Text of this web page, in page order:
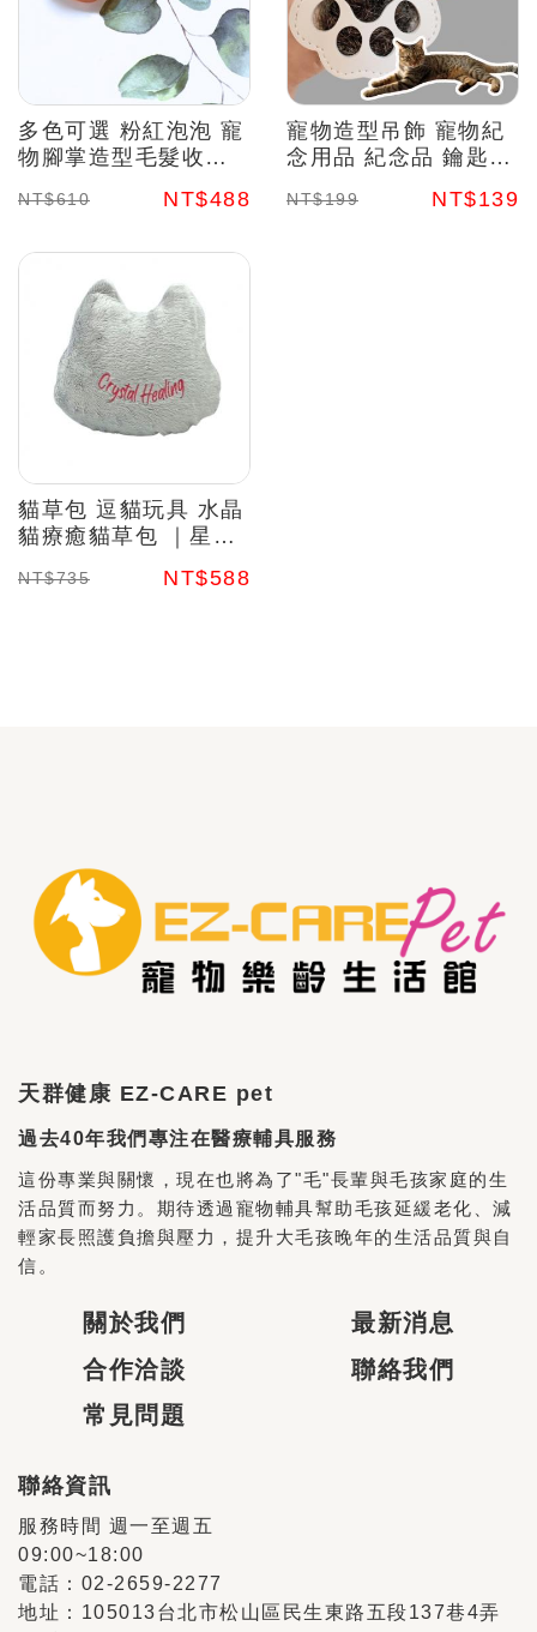
多色可選 粉紅泡泡 寵
物腳掌造型毛髮收集
暖 水晶能量
NT$610 NT$488
寵物造型吊飾 寵物紀
念用品 紀念品 鑰匙圈
NT$199 NT$139
貓草包 逗貓玩具 水晶
貓療癒貓草包 ｜星空
NT$735 NT$588
天群健康 EZ-CARE pet
過去40年我們專注在醫療輔具服務
這份專業與關懷，現在也將為了"毛"長輩與毛孩家庭的生
活品質而努力。期待透過寵物輔具幫助毛孩延緩老化、減
輕家長照護負擔與壓力，提升大毛孩晚年的生活品質與自
信。
關於我們
合作洽談
常見問題
最新消息
聯絡我們
聯絡資訊
服務時間 週一至週五
09:00~18:00
電話：02-2659-2277
地址：105013台北市松山區民生東路五段137巷4弄